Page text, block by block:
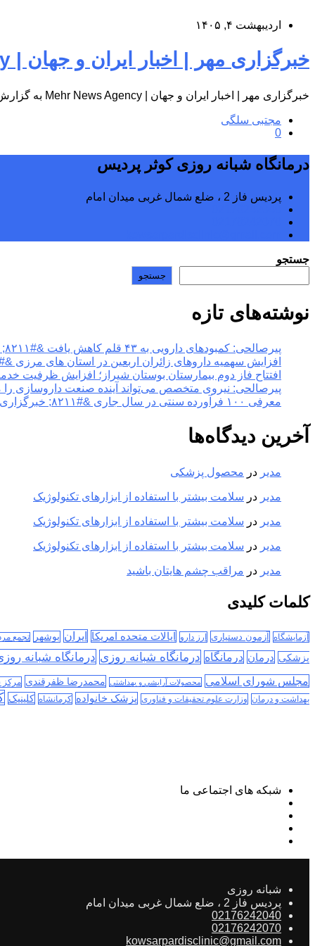
اردیبهشت ۴, ۱۴۰۵
خبرگزاری مهر | اخبار ایران و جهان | Mehr News Agency
خبرگزاری مهر | اخبار ایران و جهان | Mehr News Agency به گزارش پایگاه اطلاع‌رسانی درمانگاه شبانه‌روزی کوثر پردیس، به…
مجتبی سلگی
0
درمانگاه شبانه روزی کوثر پردیس
پردیس فاز 2 ، ضلع شمال غربی میدان امام
جستجو
جستجو
نوشته‌های تازه
پیرصالحی: کمبودهای دارویی به ۴۳ قلم کاهش یافت &#۸۲۱۱; خبرگزاری مهر | اخبار ایران و جهان
افزایش سهمیه داروهای زائران اربعین در استان های مرزی &#۸۲۱۱; خبرگزاری مهر | اخبار ایران و
افتتاح فاز دوم بیمارستان بوستان شیراز؛ افزایش ظرفیت خدمات تخصصی سلامت &#۸۲۱۱;
پیرصالحی: نیروی متخصص می‌تواند آینده صنعت داروسازی را متحول کند &#۸۲۱۱; خبرگزاری
معرفی ۱۰۰ فرآورده سنتی در سال جاری &#۸۲۱۱; خبرگزاری مهر | اخبار ایران و جهان
آخرین دیدگاه‌ها
مدیر در محصول پزشکی
مدیر در سلامت بیشتر با استفاده از ابزارهای تکنولوژیک
مدیر در سلامت بیشتر با استفاده از ابزارهای تکنولوژیک
مدیر در سلامت بیشتر با استفاده از ابزارهای تکنولوژیک
مدیر در مراقب چشم هایتان باشید
کلمات کلیدی
آزمایشگاه آزمون دستیاری ارز دارو ایالات متحده امریکا ایران بوشهر تجمع
پزشکی درمان درمانگاه درمانگاه شبانه روزی درمانگاه شبانه
مجلس شورای اسلامی محصولات آرایشی و بهداشتی محمدرضا ظفرقندی
بهداشت و درمان وزارت علوم تحقیقات و فناوری پزشک خانواده کرمانشاه کلینیک
شبکه های اجتماعی ما
شبانه روزی
پردیس فاز 2 ، ضلع شمال غربی میدان امام
02176242040
02176242070
kowsarpardisclinic@gmail.com